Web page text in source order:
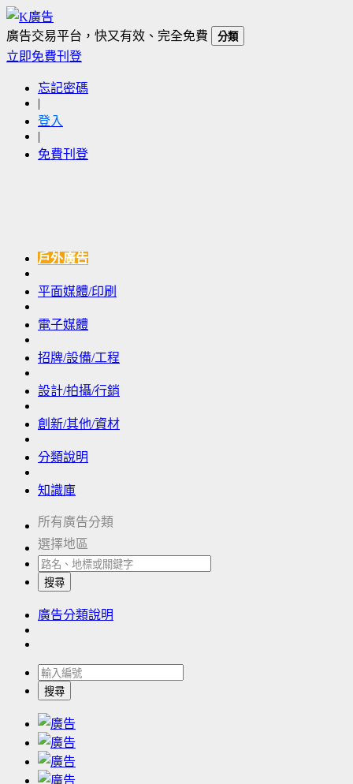
廣告交易平台，快又有效、完全免費 分類
立即免費刊登
忘記密碼
|
登入
|
免費刊登
戶外廣告
平面媒體/印刷
電子媒體
招牌/設備/工程
設計/拍攝/行銷
創新/其他/資材
分類說明
知識庫
所有廣告分類
選擇地區
搜尋
廣告分類說明
搜尋